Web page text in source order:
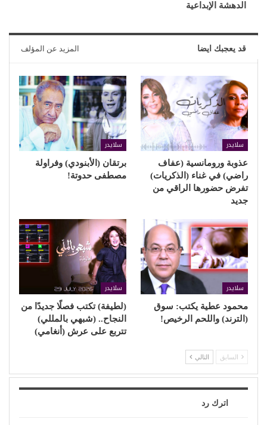
الدهشة الإبداعية
قد يعجبك ايضا المزيد عن المؤلف
سلايدر
عذوبة ورومانسية (عفاف
راضي) في غناء (الذكريات)
تفرض حضورها الراقي من
جديد
سلايدر
برتقان (الأبنودي) وفراولة
مصطفى حدوتة!
سلايدر
محمود عطية يكتب: سوق
(الترند) واللحم الرخيص!
سلايدر
(لطيفة) تكتب فصلًا جديدًا من
النجاح.. (شبهي بالمللي)
تتربع على عرش (أنغامي)
السابق التالي
اترك رد